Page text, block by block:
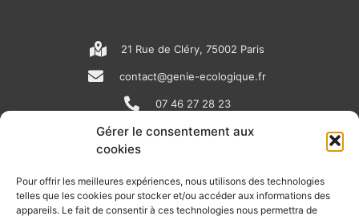
Gérer le consentement aux
cookies
Pour offrir les meilleures expériences, nous utilisons des technologies
telles que les cookies pour stocker et/ou accéder aux informations des
appareils. Le fait de consentir à ces technologies nous permettra de
21 Rue de Cléry, 75002 Paris
contact@genie-ecologique.fr
07 46 27 28 23
N
e
w
i
n
o
u